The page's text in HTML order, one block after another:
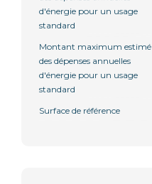
d'énergie pour un usage
standard
Montant maximum estimé
des dépenses annuelles
d'énergie pour un usage
standard
Surface de référence